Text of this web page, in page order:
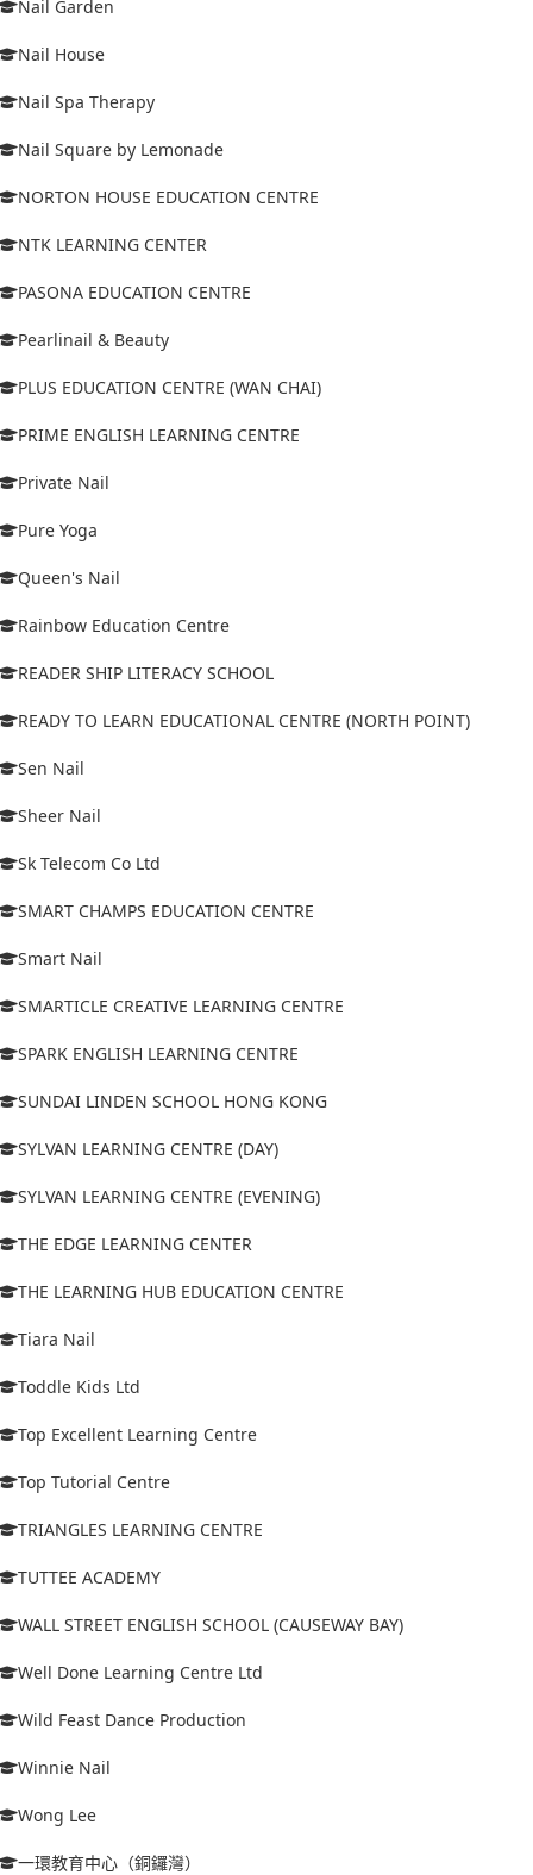
Nail Garden
Nail House
Nail Spa Therapy
Nail Square by Lemonade
NORTON HOUSE EDUCATION CENTRE
NTK LEARNING CENTER
PASONA EDUCATION CENTRE
Pearlinail & Beauty
PLUS EDUCATION CENTRE (WAN CHAI)
PRIME ENGLISH LEARNING CENTRE
Private Nail
Pure Yoga
Queen's Nail
Rainbow Education Centre
READER SHIP LITERACY SCHOOL
READY TO LEARN EDUCATIONAL CENTRE (NORTH POINT)
Sen Nail
Sheer Nail
Sk Telecom Co Ltd
SMART CHAMPS EDUCATION CENTRE
Smart Nail
SMARTICLE CREATIVE LEARNING CENTRE
SPARK ENGLISH LEARNING CENTRE
SUNDAI LINDEN SCHOOL HONG KONG
SYLVAN LEARNING CENTRE (DAY)
SYLVAN LEARNING CENTRE (EVENING)
THE EDGE LEARNING CENTER
THE LEARNING HUB EDUCATION CENTRE
Tiara Nail
Toddle Kids Ltd
Top Excellent Learning Centre
Top Tutorial Centre
TRIANGLES LEARNING CENTRE
TUTTEE ACADEMY
WALL STREET ENGLISH SCHOOL (CAUSEWAY BAY)
Well Done Learning Centre Ltd
Wild Feast Dance Production
Winnie Nail
Wong Lee
一環教育中心（銅鑼灣）